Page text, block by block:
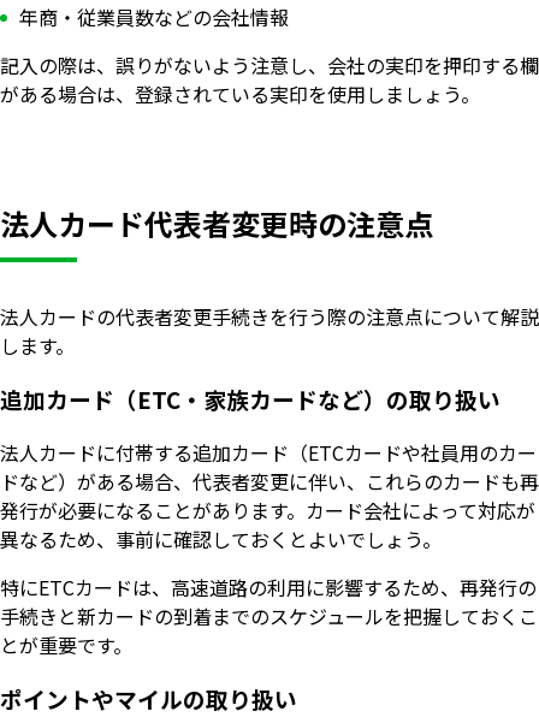
年商・従業員数などの会社情報
記入の際は、誤りがないよう注意し、会社の実印を押印する欄
がある場合は、登録されている実印を使用しましょう。
法人カード代表者変更時の注意点
法人カードの代表者変更手続きを行う際の注意点について解説
します。
追加カード（ETC・家族カードなど）の取り扱い
法人カードに付帯する追加カード（ETCカードや社員用のカー
ドなど）がある場合、代表者変更に伴い、これらのカードも再
発行が必要になることがあります。カード会社によって対応が
異なるため、事前に確認しておくとよいでしょう。
特にETCカードは、高速道路の利用に影響するため、再発行の
手続きと新カードの到着までのスケジュールを把握しておくこ
とが重要です。
ポイントやマイルの取り扱い